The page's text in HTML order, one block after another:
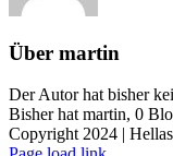
Über martin
Der Autor hat bisher
Bisher hat martin, 0
Copyright 2024 |